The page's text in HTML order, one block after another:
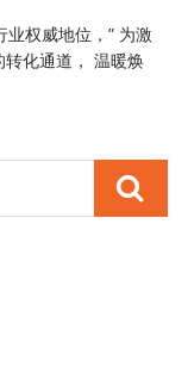
权威地位，” 为激
化通道， 温暖焕